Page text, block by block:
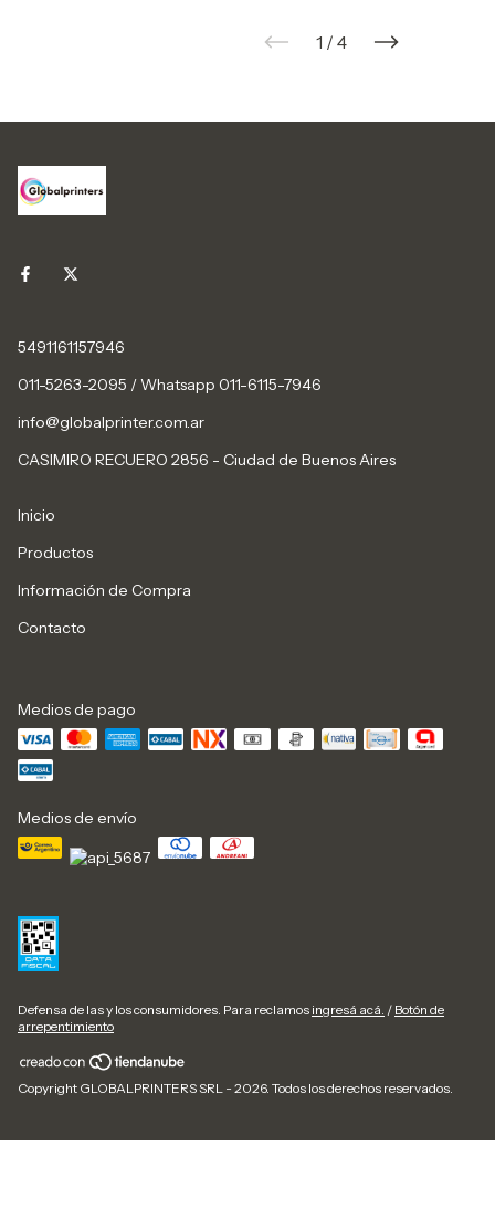
1 / 4
5491161157946
011-5263-2095 / Whatsapp 011-6115-7946
info@globalprinter.com.ar
CASIMIRO RECUERO 2856 - Ciudad de Buenos Aires
Inicio
Productos
Información de Compra
Contacto
Medios de pago
Medios de envío
Defensa de las y los consumidores. Para reclamos ingresá acá. / Botón de
arrepentimiento
Copyright GLOBALPRINTERS SRL - 2026. Todos los derechos reservados.